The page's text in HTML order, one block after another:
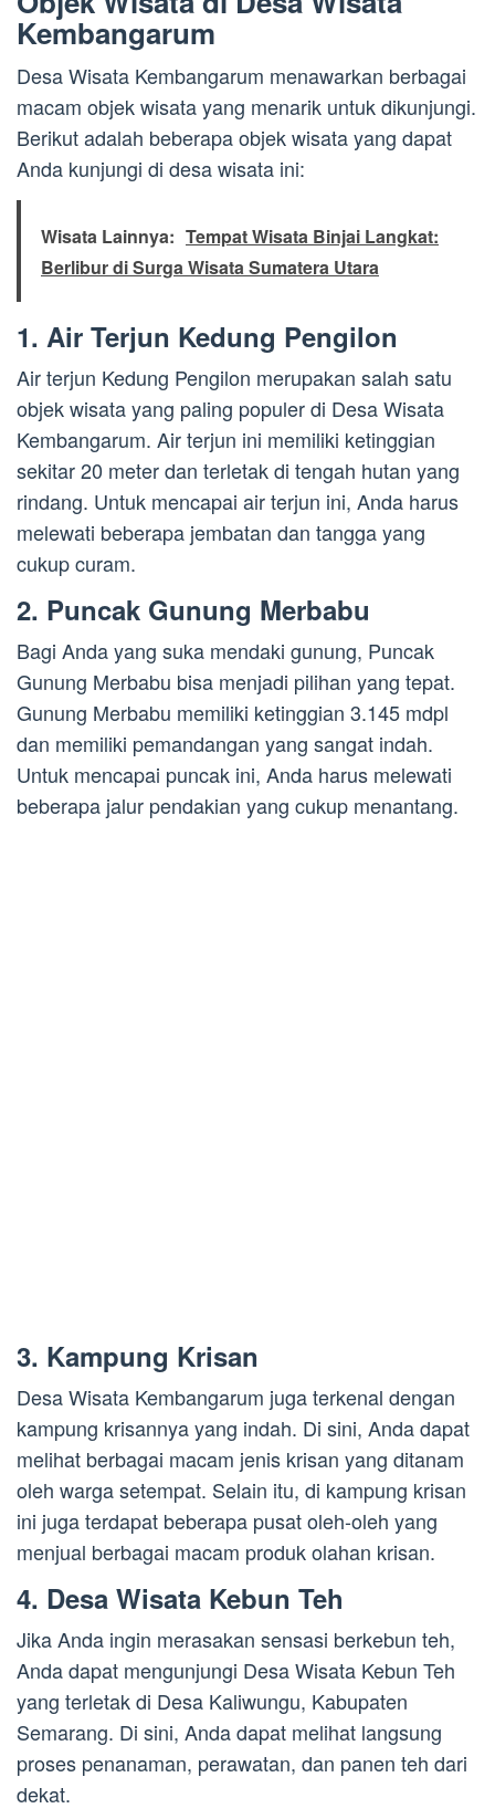
Kembangarum
Desa Wisata Kembangarum menawarkan berbagai
macam objek wisata yang menarik untuk dikunjungi.
Berikut adalah beberapa objek wisata yang dapat
Anda kunjungi di desa wisata ini:
Wisata Lainnya: Tempat Wisata Binjai Langkat:
Berlibur di Surga Wisata Sumatera Utara
1. Air Terjun Kedung Pengilon
Air terjun Kedung Pengilon merupakan salah satu
objek wisata yang paling populer di Desa Wisata
Kembangarum. Air terjun ini memiliki ketinggian
sekitar 20 meter dan terletak di tengah hutan yang
rindang. Untuk mencapai air terjun ini, Anda harus
melewati beberapa jembatan dan tangga yang
cukup curam.
2. Puncak Gunung Merbabu
Bagi Anda yang suka mendaki gunung, Puncak
Gunung Merbabu bisa menjadi pilihan yang tepat.
Gunung Merbabu memiliki ketinggian 3.145 mdpl
dan memiliki pemandangan yang sangat indah.
Untuk mencapai puncak ini, Anda harus melewati
beberapa jalur pendakian yang cukup menantang.
3. Kampung Krisan
Desa Wisata Kembangarum juga terkenal dengan
kampung krisannya yang indah. Di sini, Anda dapat
melihat berbagai macam jenis krisan yang ditanam
oleh warga setempat. Selain itu, di kampung krisan
ini juga terdapat beberapa pusat oleh-oleh yang
menjual berbagai macam produk olahan krisan.
4. Desa Wisata Kebun Teh
Jika Anda ingin merasakan sensasi berkebun teh,
Anda dapat mengunjungi Desa Wisata Kebun Teh
yang terletak di Desa Kaliwungu, Kabupaten
Semarang. Di sini, Anda dapat melihat langsung
proses penanaman, perawatan, dan panen teh dari
dekat.